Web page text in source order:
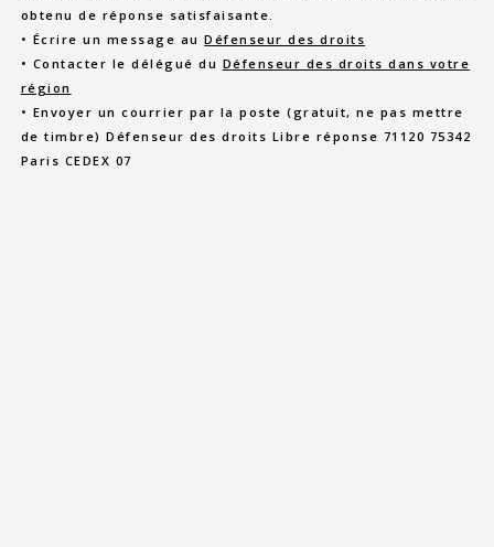
obtenu de réponse satisfaisante.
• Écrire un message auDéfenseur des droits
• Contacter le délégué du Défenseur des droits dans votre
région
• Envoyer un courrier par la poste (gratuit, ne pas mettre
de timbre) Défenseur des droits Libre réponse 71120 75342
Paris CEDEX 07